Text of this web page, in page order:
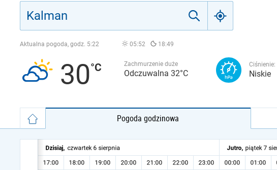
Aktualna pogoda, godz. 5:22 05:52 18:49
30 Zachmurzenie duże
Odczuwalna 32°C
Ciśnienie:
Niskie
Pogoda godzinowa